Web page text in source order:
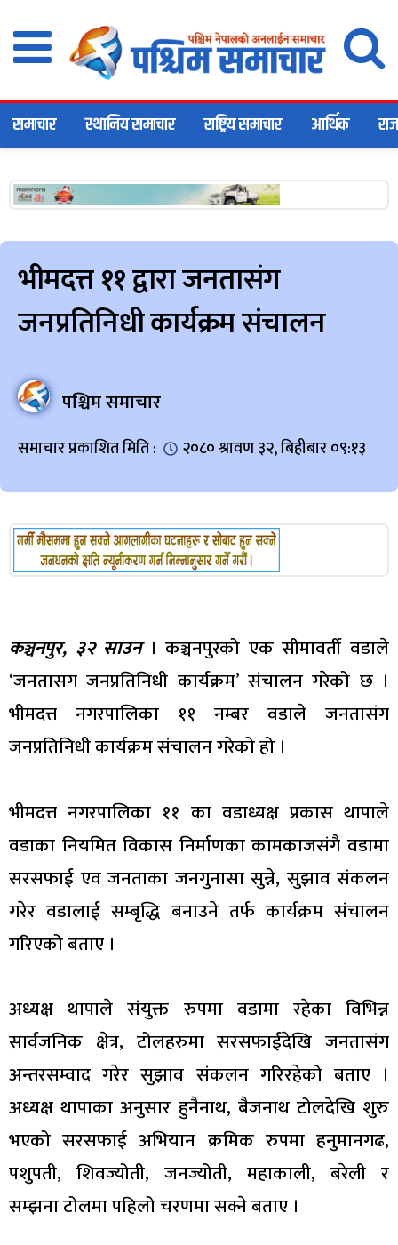
समाचार स्थानिय समाचार राष्ट्रिय समाचार आर्थिक
भीमदत्त ११ द्वारा जनतासंग
जनप्रतिनिधी कार्यक्रम संचालन
पश्चिम समाचार
समाचार प्रकाशित मिति : २०८० श्रावण ३२, बिहीबार ०९:१३
कञ्चनपुर, ३२ साउन । कञ्चनपुरको एक सीमावर्ती वडाले
‘जनतासग जनप्रतिनिधी कार्यक्रम’ संचालन गरेको छ ।
भीमदत्त नगरपालिका ११ नम्बर वडाले जनतासंग
जनप्रतिनिधी कार्यक्रम संचालन गरेको हो ।
भीमदत्त नगरपालिका ११ का वडाध्यक्ष प्रकास थापाले
वडाका नियमित विकास निर्माणका कामकाजसंगै वडामा
सरसफाई एव जनताका जनगुनासा सुन्ने, सुझाव संकलन
गरेर वडालाई सम्बृद्धि बनाउने तर्फ कार्यक्रम संचालन
गरिएको बताए ।
अध्यक्ष थापाले संयुक्त रुपमा वडामा रहेका विभिन्न
सार्वजनिक क्षेत्र, टोलहरुमा सरसफाईदेखि जनतासंग
अन्तरसम्वाद गरेर सुझाव संकलन गरिरहेको बताए ।
अध्यक्ष थापाका अनुसार हुनैनाथ, बैजनाथ टोलदेखि शुरु
भएको सरसफाई अभियान क्रमिक रुपमा हनुमानगढ,
पशुपती, शिवज्योती, जनज्योती, महाकाली, बरेली र
सम्झना टोलमा पहिलो चरणमा सक्ने बताए ।